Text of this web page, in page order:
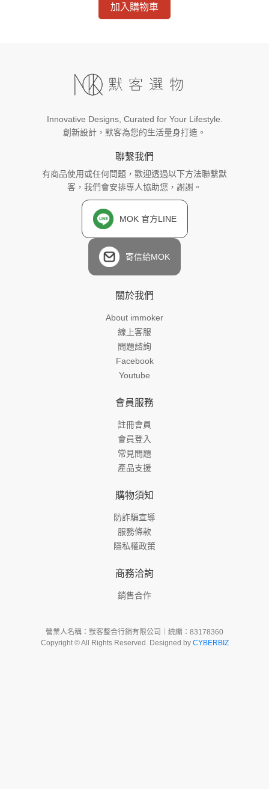
加入購物車
Innovative Designs, Curated for Your Lifestyle.
創新設計，默客為您的生活量身打造。
聯繫我們
有商品使用或任何問題，歡迎透過以下方法聯繫默
客，我們會安排專人協助您，謝謝。
MOK 官方LINE
寄信給MOK
關於我們
About immoker
線上客服
問題諮詢
Facebook
Youtube
會員服務
註冊會員
會員登入
常見問題
產品支援
購物須知
防詐騙宣導
服務條款
隱私權政策
商務洽詢
銷售合作
營業人名稱：默客整合行銷有限公司｜統編：83178360
Copyright © All Rights Reserved. Designed by CYBERBIZ